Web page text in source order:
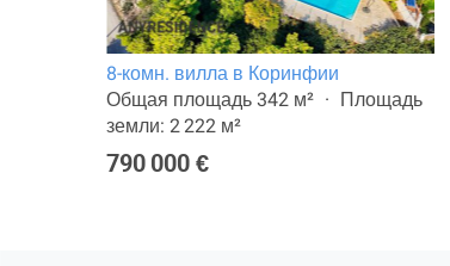
8-комн. вилла в Коринфии
Общая площадь 342 м²
Площадь
земли: 2 222 м²
790 000 €